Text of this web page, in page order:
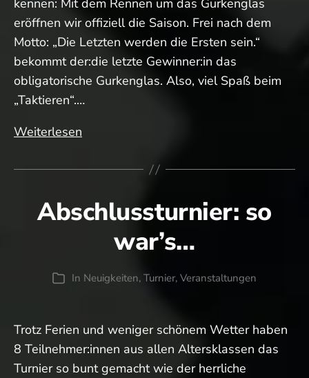
kennen: Mit dem Rennen um das Gurkenglas
eröffnen wir offiziell die Saison. Frei nach dem
Motto: „Die Letzten werden die Ersten sein.“
bekommt der:die letzte Gewinner:in das
obligatorische Gurkenglas. Also, viel Spaß beim
„Taktieren“.…
Weiterlesen
vergessen:
Cup“
Sonntag
Abschlussturnier: so
war’s…
Kategorien
In Neuigkeiten, Turnier, Veranstaltungen
Trotz Ferien und weniger schönem Wetter haben
8 Teilnehmer:innen aus allen Altersklassen das
Turnier so bunt gemacht wie der herrliche